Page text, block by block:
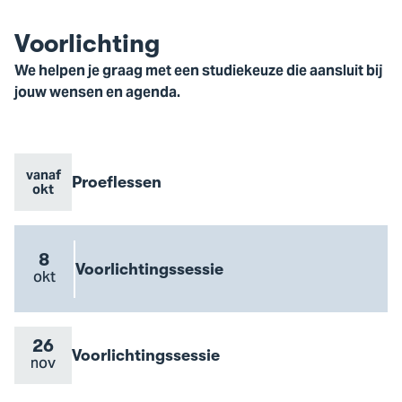
Cookie instellingen
Voorlichting
We helpen je graag met een studiekeuze die aansluit bij
jouw wensen en agenda.
Evenement
vanaf
okt
Evenement
Proeflessen
Go
to
Proeflessen
eventEvenement
datum
8
okt Evenement
Voorlichtingssessie
Go
to
eventEvenement
26
nov Evenement
Voorlichtingssessie
Go